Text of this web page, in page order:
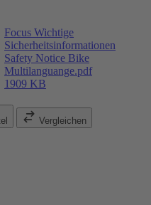
Focus Wichtige
Sicherheitsinformationen
Safety Notice Bike
Multilanguange.pdf
1909 KB
Vergleichen